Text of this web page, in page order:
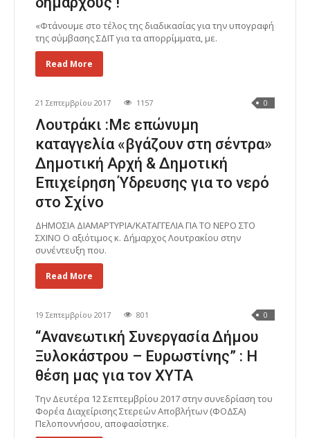
«Φτάνουμε στο τέλος της διαδικασίας για την υπογραφή
της σύμβασης ΣΔΙΤ για τα απορρίμματα, με.
Read More
21 Σεπτεμβρίου 2017 1157 0
Λουτράκι :Με επώνυμη
καταγγελία «βγάζουν στη σέντρα»
Δημοτική Αρχή & Δημοτική
Επιχείρηση Ύδρευσης για το νερό
στο Σχίνο
ΔΗΜΟΣΙΑ ΔΙΑΜΑΡΤΥΡΙΑ/ΚΑΤΑΓΓΕΛΙΑ ΓΙΑ ΤΟ ΝΕΡΟ ΣΤΟ
ΣΧΙΝΟ Ο αξιότιμος κ. Δήμαρχος Λουτρακίου στην
συνέντευξη που.
Read More
19 Σεπτεμβρίου 2017 801 0
“Ανανεωτική Συνεργασία Δήμου
Ξυλοκάστρου – Ευρωστίνης” : Η
θέση μας για τον ΧΥΤΑ
Την Δευτέρα 12 Σεπτεμβρίου 2017 στην συνεδρίαση του
Φορέα Διαχείρισης Στερεών Αποβλήτων (ΦΟΔΣΑ)
Πελοποννήσου, αποφασίστηκε.